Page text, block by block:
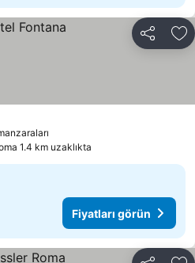
Paylaş
1.4 km uzaklıkta
Fiyatları görün